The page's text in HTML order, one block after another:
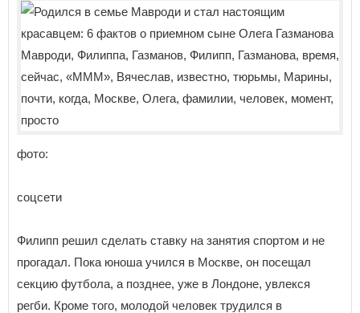
фото:
соцсети
Филипп решил сделать ставку на занятия спортом и не
прогадал. Пока юноша учился в Москве, он посещал
секцию футбола, а позднее, уже в Лондоне, увлекся
регби. Кроме того, молодой человек трудился в